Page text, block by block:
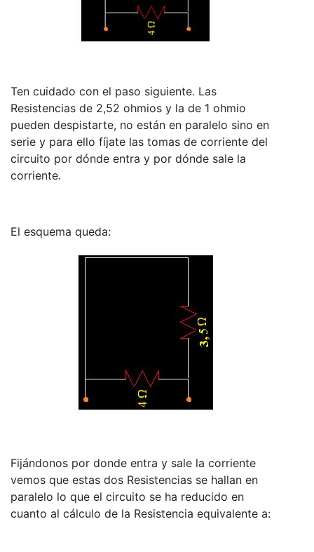
Ten cuidado con el paso siguiente. Las
Resistencias de 2,52 ohmios y la de 1 ohmio
pueden despistarte, no están en paralelo sino en
serie y para ello fíjate las tomas de corriente del
circuito por dónde entra y por dónde sale la
corriente.
El esquema queda:
Fijándonos por donde entra y sale la corriente
vemos que estas dos Resistencias se hallan en
paralelo lo que el circuito se ha reducido en
cuanto al cálculo de la Resistencia equivalente a: